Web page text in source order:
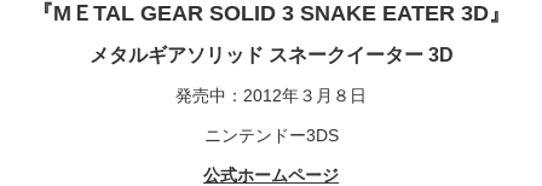
『MＥTAL GEAR SOLID 3 SNAKE EATER 3D』
メタルギアソリッド スネークイーター 3D
発売中：2012年３月８日
ニンテンドー3DS
公式ホームページ